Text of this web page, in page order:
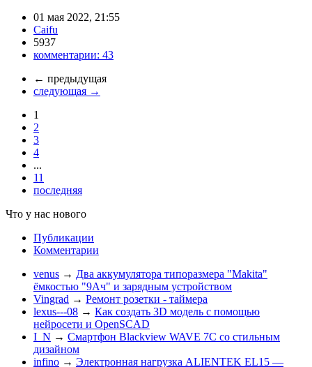
01 мая 2022, 21:55
Caifu
5937
комментарии: 43
← предыдущая
следующая →
1
2
3
4
...
11
последняя
Что у нас нового
Публикации
Комментарии
venus → Два аккумулятора типоразмера "Makita"
ёмкостью "9Ач" и зарядным устройством
Vingrad → Ремонт розетки - таймера
lexus---08 → Как создать 3D модель с помощью
нейросети и OpenSCAD
I_N → Смартфон Blackview WAVE 7C со стильным
дизайном
infino → Электронная нагрузка ALIENTEK EL15 —